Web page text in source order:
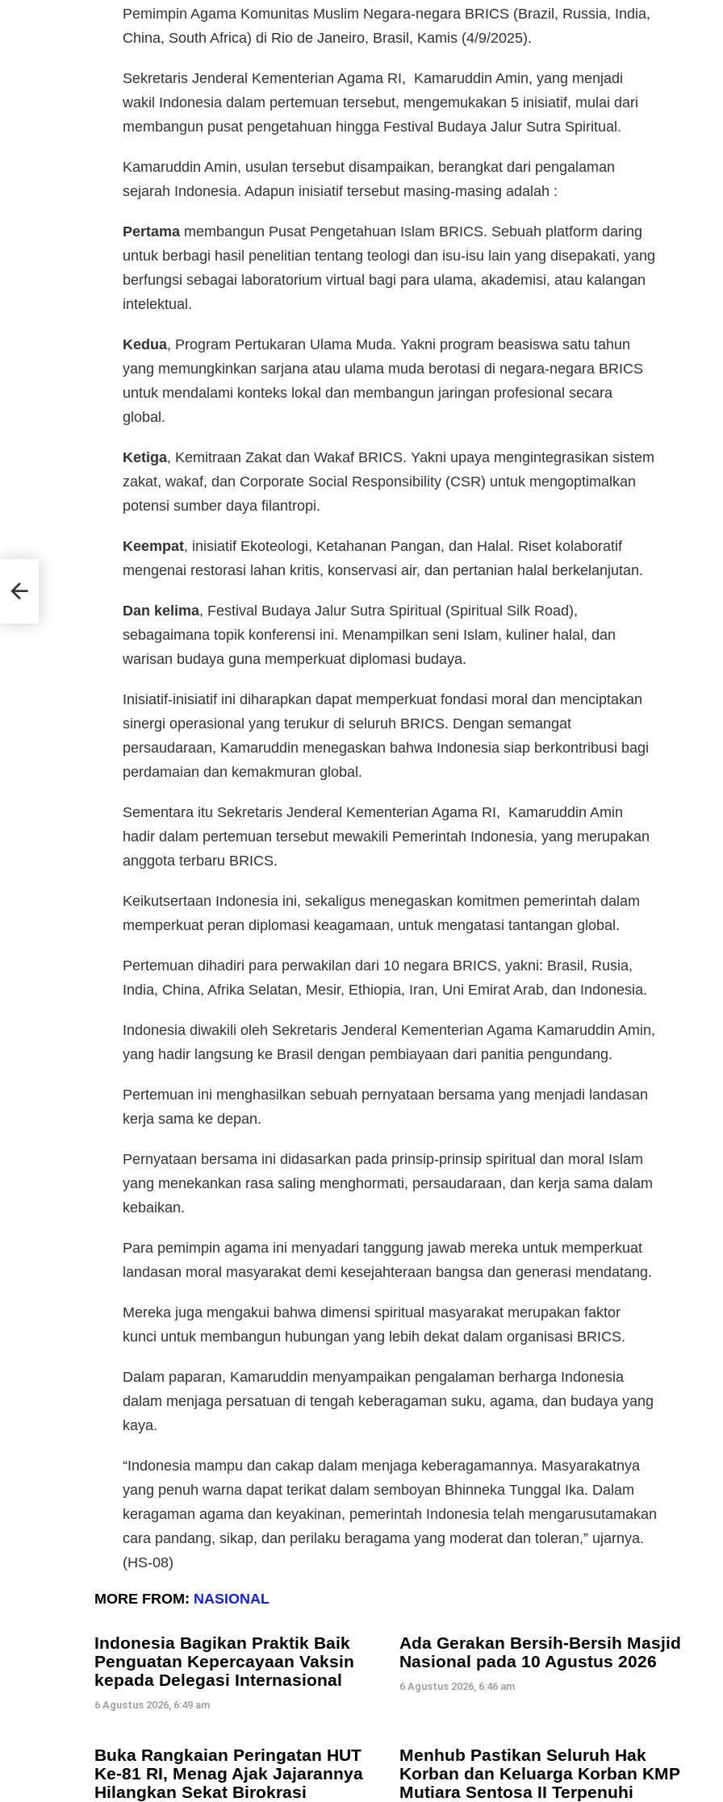
Pemimpin Agama Komunitas Muslim Negara-negara BRICS (Brazil, Russia, India,
China, South Africa) di Rio de Janeiro, Brasil, Kamis (4/9/2025).
Sekretaris Jenderal Kementerian Agama RI, Kamaruddin Amin, yang menjadi
wakil Indonesia dalam pertemuan tersebut, mengemukakan 5 inisiatif, mulai dari
membangun pusat pengetahuan hingga Festival Budaya Jalur Sutra Spiritual.
Kamaruddin Amin, usulan tersebut disampaikan, berangkat dari pengalaman
sejarah Indonesia. Adapun inisiatif tersebut masing-masing adalah :
Pertama membangun Pusat Pengetahuan Islam BRICS. Sebuah platform daring
untuk berbagi hasil penelitian tentang teologi dan isu-isu lain yang disepakati, yang
berfungsi sebagai laboratorium virtual bagi para ulama, akademisi, atau kalangan
intelektual.
Kedua, Program Pertukaran Ulama Muda. Yakni program beasiswa satu tahun
yang memungkinkan sarjana atau ulama muda berotasi di negara-negara BRICS
untuk mendalami konteks lokal dan membangun jaringan profesional secara
global.
Ketiga, Kemitraan Zakat dan Wakaf BRICS. Yakni upaya mengintegrasikan sistem
zakat, wakaf, dan Corporate Social Responsibility (CSR) untuk mengoptimalkan
potensi sumber daya filantropi.
Keempat, inisiatif Ekoteologi, Ketahanan Pangan, dan Halal. Riset kolaboratif
mengenai restorasi lahan kritis, konservasi air, dan pertanian halal berkelanjutan.
Dan kelima, Festival Budaya Jalur Sutra Spiritual (Spiritual Silk Road),
sebagaimana topik konferensi ini. Menampilkan seni Islam, kuliner halal, dan
warisan budaya guna memperkuat diplomasi budaya.
Inisiatif-inisiatif ini diharapkan dapat memperkuat fondasi moral dan menciptakan
sinergi operasional yang terukur di seluruh BRICS. Dengan semangat
persaudaraan, Kamaruddin menegaskan bahwa Indonesia siap berkontribusi bagi
perdamaian dan kemakmuran global.
Sementara itu Sekretaris Jenderal Kementerian Agama RI, Kamaruddin Amin
hadir dalam pertemuan tersebut mewakili Pemerintah Indonesia, yang merupakan
anggota terbaru BRICS.
Keikutsertaan Indonesia ini, sekaligus menegaskan komitmen pemerintah dalam
memperkuat peran diplomasi keagamaan, untuk mengatasi tantangan global.
Pertemuan dihadiri para perwakilan dari 10 negara BRICS, yakni: Brasil, Rusia,
India, China, Afrika Selatan, Mesir, Ethiopia, Iran, Uni Emirat Arab, dan Indonesia.
Indonesia diwakili oleh Sekretaris Jenderal Kementerian Agama Kamaruddin Amin,
yang hadir langsung ke Brasil dengan pembiayaan dari panitia pengundang.
Pertemuan ini menghasilkan sebuah pernyataan bersama yang menjadi landasan
kerja sama ke depan.
Pernyataan bersama ini didasarkan pada prinsip-prinsip spiritual dan moral Islam
yang menekankan rasa saling menghormati, persaudaraan, dan kerja sama dalam
kebaikan.
Para pemimpin agama ini menyadari tanggung jawab mereka untuk memperkuat
landasan moral masyarakat demi kesejahteraan bangsa dan generasi mendatang.
Mereka juga mengakui bahwa dimensi spiritual masyarakat merupakan faktor
kunci untuk membangun hubungan yang lebih dekat dalam organisasi BRICS.
Dalam paparan, Kamaruddin menyampaikan pengalaman berharga Indonesia
dalam menjaga persatuan di tengah keberagaman suku, agama, dan budaya yang
kaya.
“Indonesia mampu dan cakap dalam menjaga keberagamannya. Masyarakatnya
yang penuh warna dapat terikat dalam semboyan Bhinneka Tunggal Ika. Dalam
keragaman agama dan keyakinan, pemerintah Indonesia telah mengarusutamakan
cara pandang, sikap, dan perilaku beragama yang moderat dan toleran,” ujarnya.
(HS-08)
MORE FROM: NASIONAL
Indonesia Bagikan Praktik Baik
Penguatan Kepercayaan Vaksin
kepada Delegasi Internasional
6 Agustus 2026, 6:49 am
Ada Gerakan Bersih-Bersih Masjid
Nasional pada 10 Agustus 2026
6 Agustus 2026, 6:46 am
Buka Rangkaian Peringatan HUT
Ke-81 RI, Menag Ajak Jajarannya
Hilangkan Sekat Birokrasi
Menhub Pastikan Seluruh Hak
Korban dan Keluarga Korban KMP
Mutiara Sentosa II Terpenuhi